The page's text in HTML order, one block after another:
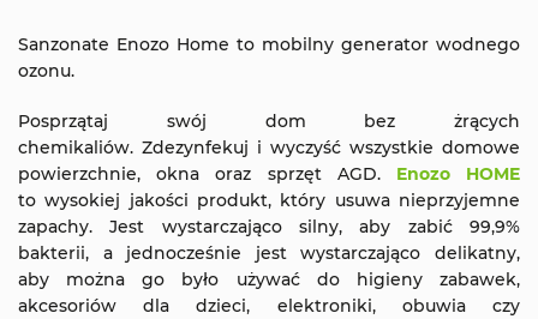
Sanzonate Enozo Home to mobilny generator wodnego
ozonu.
Posprzątaj swój dom bez żrących
chemikaliów. Zdezynfekuj i wyczyść wszystkie domowe
powierzchnie, okna oraz sprzęt AGD. Enozo HOME
to wysokiej jakości produkt, który usuwa nieprzyjemne
zapachy. Jest wystarczająco silny, aby zabić 99,9%
bakterii, a jednocześnie jest wystarczająco delikatny,
aby można go było używać do higieny zabawek,
akcesoriów dla dzieci, elektroniki, obuwia czy